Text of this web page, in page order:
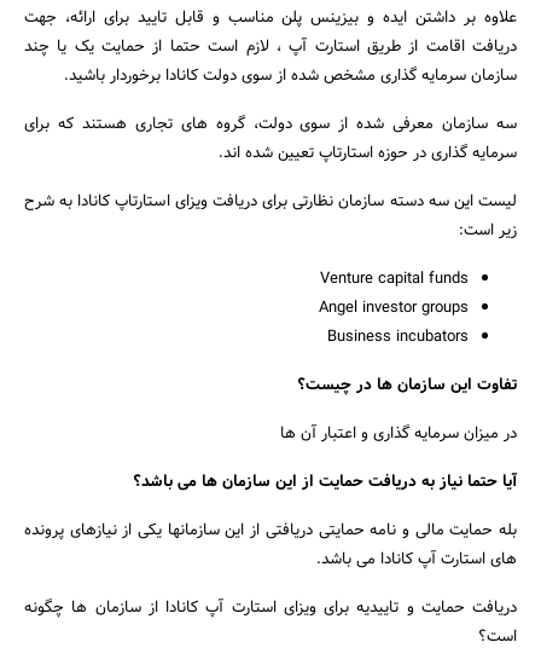
علاوه بر داشتن ایده و بیزینس پلن مناسب و قابل تایید برای ارائه، جهت
دریافت اقامت از طریق استارت آپ ، لازم است حتما از حمایت یک یا چند
سازمان سرمایه گذاری مشخص شده از سوی دولت کانادا برخوردار باشید.
سه سازمان معرفی شده از سوی دولت، گروه های تجاری هستند که برای
سرمایه گذاری در حوزه استارتاپ تعیین شده اند.
لیست این سه دسته سازمان نظارتی برای دریافت ویزای استارتاپ کانادا به شرح
زیر است:
Venture capital funds
Angel investor groups
Business incubators
تفاوت این سازمان ها در چیست؟
در میزان سرمایه گذاری و اعتبار آن ها
آیا حتما نیاز به دریافت حمایت از این سازمان ها می باشد؟
بله حمایت مالی و نامه حمایتی دریافتی از این سازمانها یکی از نیازهای پرونده
های استارت آپ کانادا می باشد.
دریافت حمایت و تاییدیه برای ویزای استارت آپ کانادا از سازمان ها چگونه
است؟